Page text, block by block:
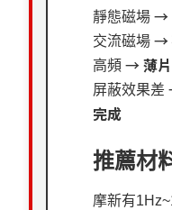
靜態磁場 →
交流磁場 →
高頻 →薄
屏蔽效果差
完成
推薦材
摩新有